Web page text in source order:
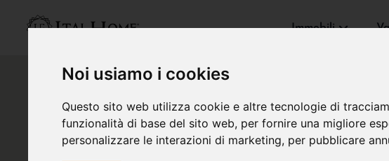
Noi usiamo i cookies
Questo sito web utilizza cookie e altre tecnologie di
funzionalità di base del sito web, per fornire una migliore
personalizzare le interazioni di marketing, per pubblicare
Immobili